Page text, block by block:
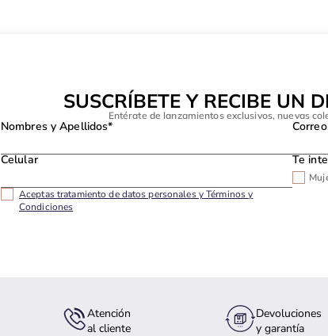
SUSCRÍBETE Y RECIBE UN
Entérate de lanzamientos exclusivos, nuevas
Nombres y Apellidos*
Celular Te
Aceptas tratamiento de datos personales y Términos y
Condiciones
Atención
al cliente
Devoluciones
y garantía